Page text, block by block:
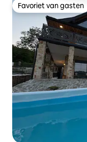
Favoriet van gasten
Favoriet van gasten